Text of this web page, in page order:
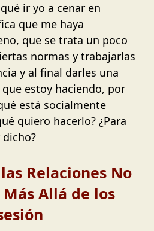
ir yo a cenar en
que me haya
que se trata un poco
normas y trabajarlas
y al final darles una
estoy haciendo, por
está socialmente
quiero hacerlo? ¿Para
Relaciones No
Allá de los